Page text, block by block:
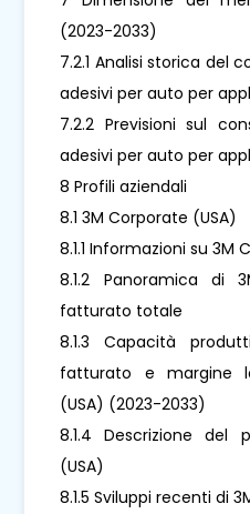
(2023-2033)
7.2.1 Analisi storica del
adesivi per auto per
7.2.2 Previsioni sul
adesivi per auto per
8 Profili aziendali
8.1 3M Corporate (USA)
8.1.1 Informazioni su 3M
8.1.2 Panoramica di
fatturato totale
8.1.3 Capacità
fatturato e margine
(USA) (2023-2033)
8.1.4 Descrizione del
(USA)
8.1.5 Sviluppi recenti di